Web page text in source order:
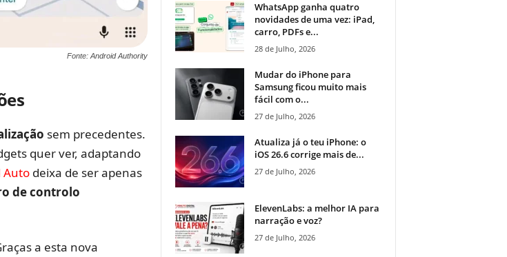
Fonte: Android Authority
sem precedentes.
quer ver, adaptando
Auto deixa de ser apenas
de controlo
a esta nova
WhatsApp ganha quatro
novidades de uma vez: iPad,
carro, PDFs e...
28 de Julho, 2026
Mudar do iPhone para
Samsung ficou muito mais
fácil com o...
27 de Julho, 2026
Atualiza já o teu iPhone: o
iOS 26.6 corrige mais de...
27 de Julho, 2026
ElevenLabs: a melhor IA para
narração e voz?
27 de Julho, 2026